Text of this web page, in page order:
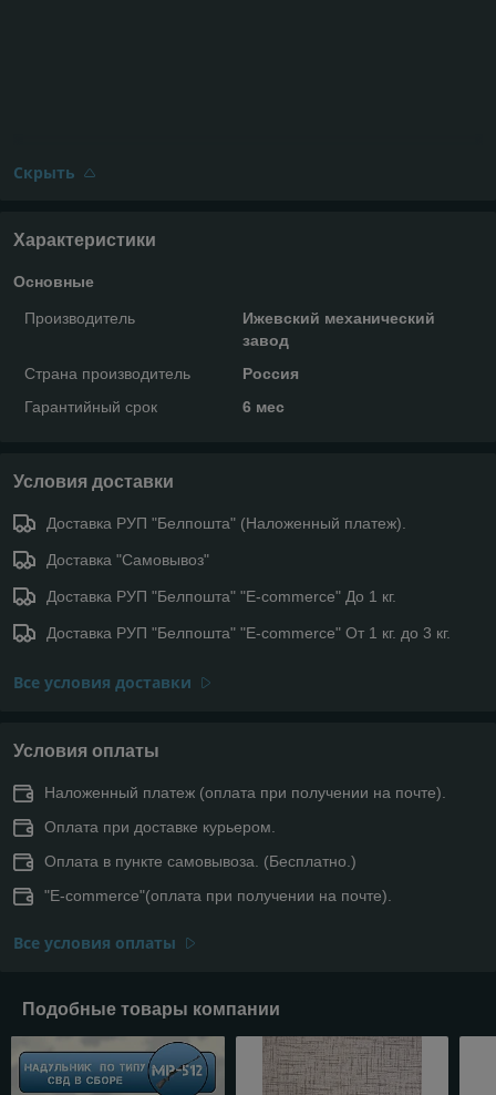
Скрыть
Характеристики
Основные
Производитель
Ижевский механический
завод
Страна производитель
Россия
Гарантийный срок
6 мес
Условия доставки
Доставка РУП "Белпошта" (Наложенный платеж).
Доставка "Самовывоз"
Доставка РУП "Белпошта" "E-commerce" До 1 кг.
Доставка РУП "Белпошта" "E-commerce" От 1 кг. до 3 кг.
Все условия доставки
Условия оплаты
Наложенный платеж (оплата при получении на почте).
Оплата при доставке курьером.
Оплата в пункте самовывоза. (Бесплатно.)
"E-commerce"(оплата при получении на почте).
Все условия оплаты
Подобные товары компании